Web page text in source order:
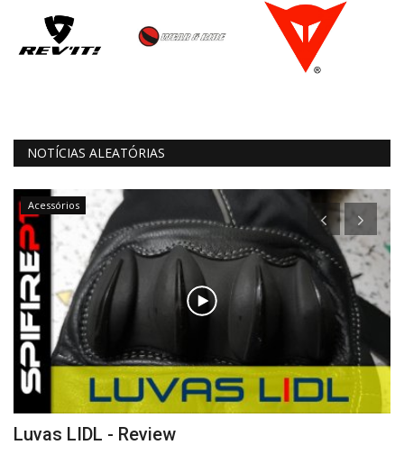
NOTÍCIAS ALEATÓRIAS
Acessórios
Luvas LIDL - Review